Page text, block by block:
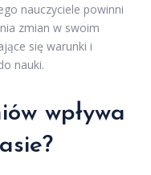
nauczyciele powinni
zmian w swoim
się warunki i
nauki.
wpływa